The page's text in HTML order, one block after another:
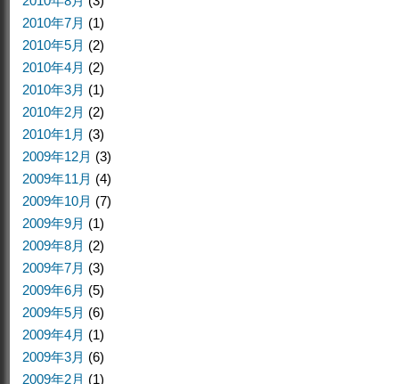
2010年7月 (1)
2010年5月 (2)
2010年4月 (2)
2010年3月 (1)
2010年2月 (2)
2010年1月 (3)
2009年12月 (3)
2009年11月 (4)
2009年10月 (7)
2009年9月 (1)
2009年8月 (2)
2009年7月 (3)
2009年6月 (5)
2009年5月 (6)
2009年4月 (1)
2009年3月 (6)
2009年2月 (1)